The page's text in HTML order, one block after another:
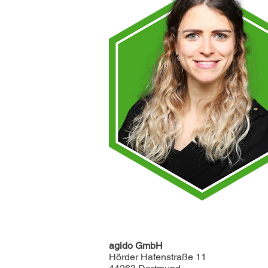
agido GmbH
Hörder Hafenstraße 11